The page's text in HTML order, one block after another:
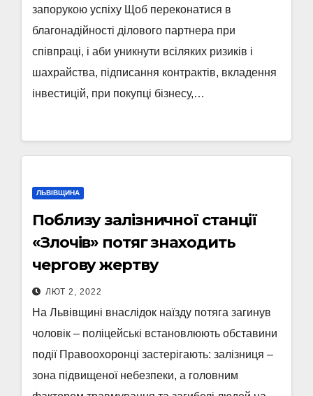
запорукою успіху Щоб переконатися в
благонадійності ділового партнера при
співпраці, і аби уникнути всіляких ризиків і
шахрайства, підписання контрактів, вкладення
інвестицій, при покупці бізнесу,…
ЛЬВІВЩИНА
Поблизу залізничної станції
«Злочів» потяг знаходить
чергову жертву
ЛЮТ 2, 2022
На Львівщині внаслідок наїзду потяга загинув
чоловік – поліцейські встановлюють обставини
події Правоохоронці застерігають: залізниця –
зона підвищеної небезпеки, а головним